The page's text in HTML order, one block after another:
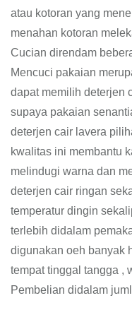
atau kotoran yang
menahan kotoran
Cucian direndam
Mencuci pakaian
dapat memilih deterjen
supaya pakaian
deterjen cair lavera
kwalitas ini membantu
melindugi warna dan
deterjen cair ringan
temperatur dingin
terlebih didalam
digunakan oeh banyak
tempat tinggal tangga ,
Pembelian didalam